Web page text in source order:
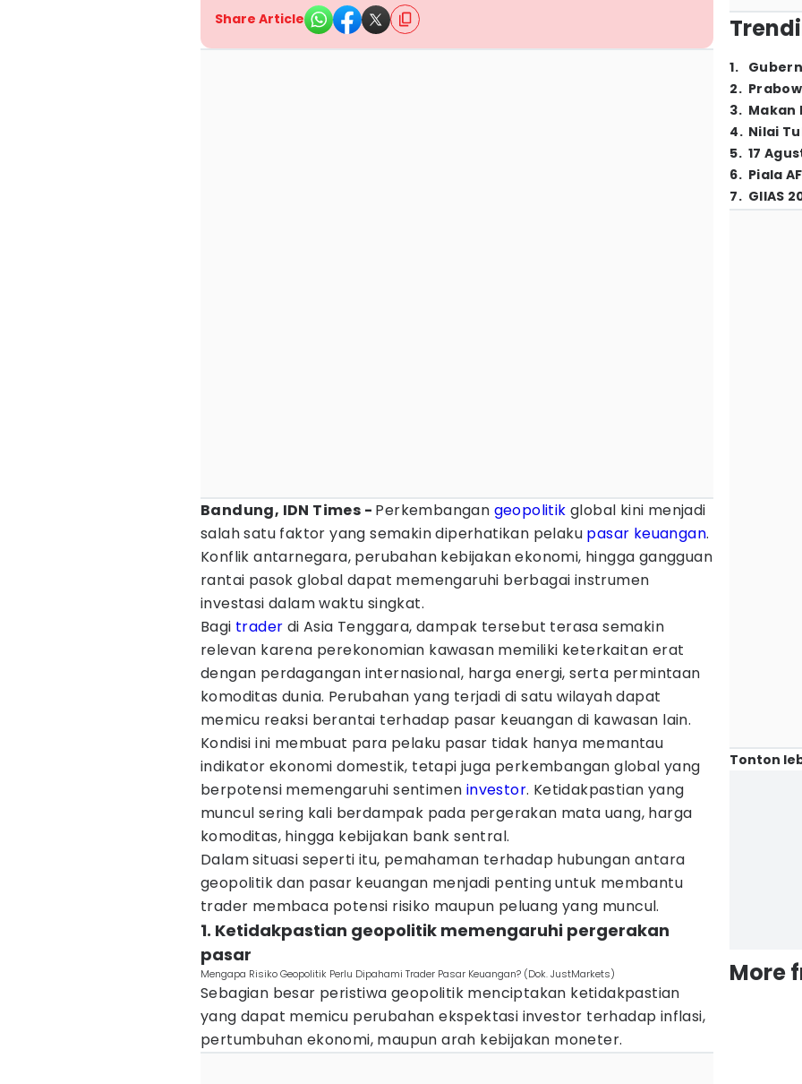
Share Article
Bandung, IDN Times - Perkembangan geopolitik global kini menjadi
salah satu faktor yang semakin diperhatikan pelaku pasar keuangan.
Konflik antarnegara, perubahan kebijakan ekonomi, hingga gangguan
rantai pasok global dapat memengaruhi berbagai instrumen
investasi dalam waktu singkat.
Bagi trader di Asia Tenggara, dampak tersebut terasa semakin
relevan karena perekonomian kawasan memiliki keterkaitan erat
dengan perdagangan internasional, harga energi, serta permintaan
komoditas dunia. Perubahan yang terjadi di satu wilayah dapat
memicu reaksi berantai terhadap pasar keuangan di kawasan lain.
Kondisi ini membuat para pelaku pasar tidak hanya memantau
indikator ekonomi domestik, tetapi juga perkembangan global yang
berpotensi memengaruhi sentimen investor. Ketidakpastian yang
muncul sering kali berdampak pada pergerakan mata uang, harga
komoditas, hingga kebijakan bank sentral.
Dalam situasi seperti itu, pemahaman terhadap hubungan antara
geopolitik dan pasar keuangan menjadi penting untuk membantu
trader membaca potensi risiko maupun peluang yang muncul.
1. Ketidakpastian geopolitik memengaruhi pergerakan
pasar
Mengapa Risiko Geopolitik Perlu Dipahami Trader Pasar Keuangan? (Dok. JustMarkets)
Sebagian besar peristiwa geopolitik menciptakan ketidakpastian
yang dapat memicu perubahan ekspektasi investor terhadap inflasi,
pertumbuhan ekonomi, maupun arah kebijakan moneter.
1.
2.
3. Makan
4. Nilai
5. 17
6. Piala
7. GIIAS
Tonton
More